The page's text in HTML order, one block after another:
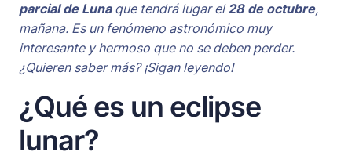
parcial de Lunaque tendrá lugar el28 de octubre,
mañana. Es un fenómeno astronómico muy
interesante y hermoso que no se deben perder.
¿Quieren saber más? ¡Sigan leyendo!
¿Qué es un eclipse
lunar?